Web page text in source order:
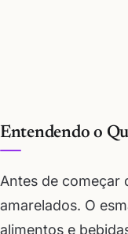
Entendendo o
Antes de começar
amarelados. O
alimentos e